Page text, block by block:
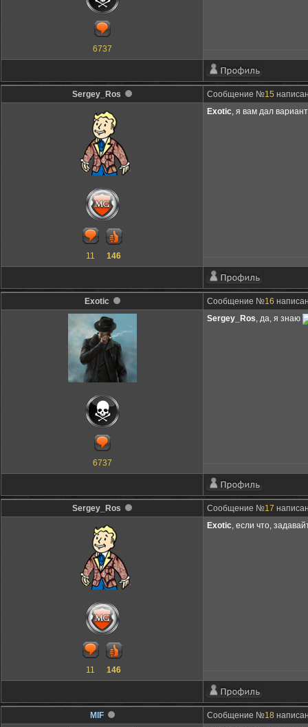
6737
Sergey_Ros Сообщение №15
11 146
Exotic, я вам дал
Exotic Сообщение №16
6737
Sergey_Ros, да, я знаю
Sergey_Ros Сообщение №17
11 146
Exotic, если что,
MIF Сообщение №18